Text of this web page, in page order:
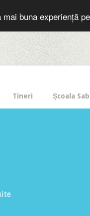
buna experiență
Tineri Școala